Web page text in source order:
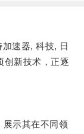
速器, 科技, 日
创新技术，正逐
示其在不同领